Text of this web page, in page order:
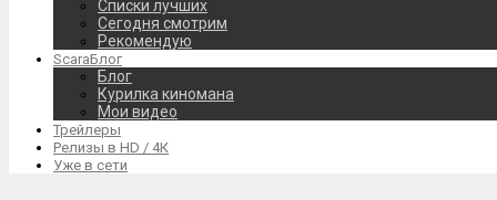
Списки лучших
Сегодня смотрим
Рекомендую
ScaraБлог
Блог
Курилка киномана
Мои видео
Трейлеры
Релизы в HD / 4К
Уже в сети